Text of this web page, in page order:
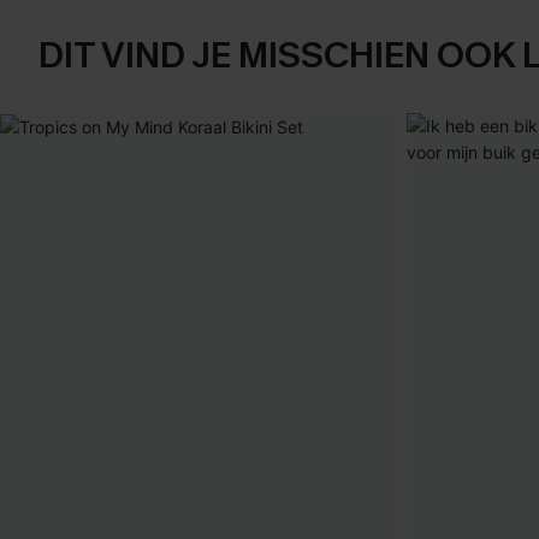
DIT VIND JE MISSCHIEN OOK